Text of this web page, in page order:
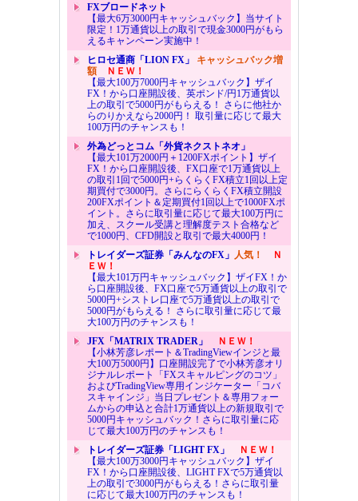
FXブロードネット
【最大6万3000円キャッシュバック】当サイト
限定！1万通貨以上の取引で現金3000円がもら
えるキャンペーン実施中！
ヒロセ通商「LION FX」 キャッシュバック増
額ＮＥＷ！
【最大100万7000円キャッシュバック】ザイ
FX！から口座開設後、英ポンド/円1万通貨以
上の取引で5000円がもらえる！ さらに他社か
らのりかえなら2000円！ 取引量に応じて最大
100万円のチャンスも！
外為どっとコム「外貨ネクストネオ」
【最大101万2000円＋1200FXポイント】ザイ
FX！から口座開設後、FX口座で1万通貨以上
の取引1回で5000円+らくらくFX積立1回以上定
期買付で3000円。さらにらくらくFX積立開設
200FXポイント＆定期買付1回以上で1000FXポ
イント。さらに取引量に応じて最大100万円に
加え、スクール受講と理解度テスト合格など
で1000円、CFD開設と取引で最大4000円！
トレイダーズ証券「みんなのFX」 人気！
Ｎ
ＥＷ！
【最大101万円キャッシュバック】ザイFX！か
ら口座開設後、FX口座で5万通貨以上の取引で
5000円+シストレ口座で5万通貨以上の取引で
5000円がもらえる！ さらに取引量に応じて最
大100万円のチャンスも！
JFX「MATRIX TRADER」
ＮＥＷ！
【小林芳彦レポート＆TradingViewインジと最
大100万5000円】口座開設完了で小林芳彦オリ
ジナルレポート「FXスキャルピングのコツ」
およびTradingView専用インジケーター「コバ
スキャインジ」当日プレゼント＆専用フォー
ムからの申込と合計1万通貨以上の新規取引で
5000円キャッシュバック！さらに取引量に応
じて最大100万円のチャンスも！
トレイダーズ証券「LIGHT FX」
ＮＥＷ！
【最大100万3000円キャッシュバック】ザイ
FX！から口座開設後、LIGHT FXで5万通貨以
上の取引で3000円がもらえる！さらに取引量
に応じて最大100万円のチャンスも！